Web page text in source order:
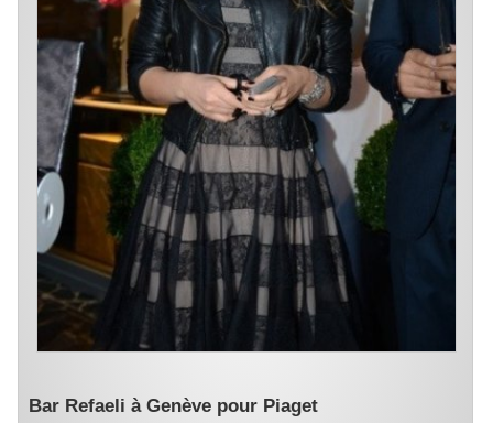
Bar Refaeli à Genève pour Piaget